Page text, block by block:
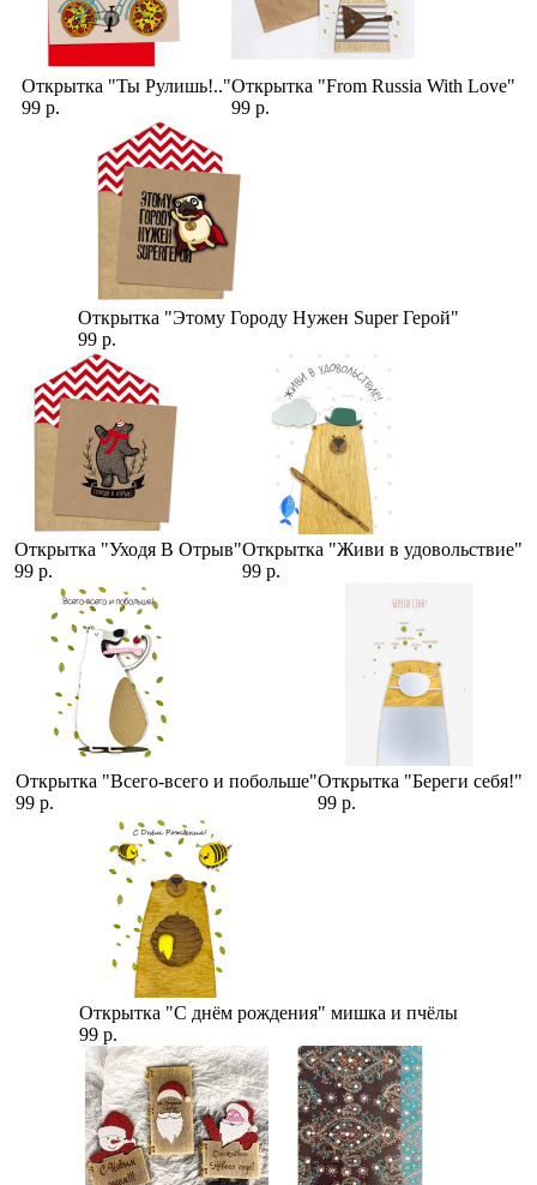
Открытка "Ты Рулишь!.."
99 р.
Открытка "From Russia With Love"
99 р.
Открытка "Этому Городу Нужен Super Герой"
99 р.
Открытка "Уходя В Отрыв"
99 р.
Открытка "Живи в удовольствие"
99 р.
Открытка "Всего-всего и побольше"
99 р.
Открытка "Береги себя!"
99 р.
Открытка "С днём рождения" мишка и пчёлы
99 р.